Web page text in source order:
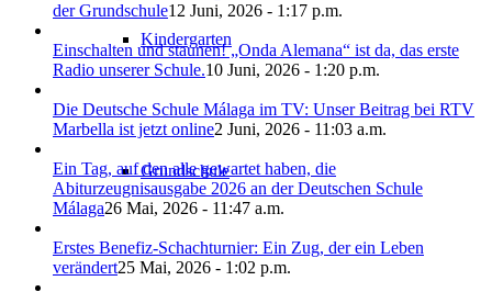
Kindergarten
Grundschule
der Grundschule12 Juni, 2026 - 1:17 p.m.
Einschalten und staunen! „Onda Alemana“ ist da, das erste
Radio unserer Schule.10 Juni, 2026 - 1:20 p.m.
Die Deutsche Schule Málaga im TV: Unser Beitrag bei RTV
Marbella ist jetzt online2 Juni, 2026 - 11:03 a.m.
Ein Tag, auf den alle gewartet haben, die
Abiturzeugnisausgabe 2026 an der Deutschen Schule
Málaga26 Mai, 2026 - 11:47 a.m.
Erstes Benefiz-Schachturnier: Ein Zug, der ein Leben
verändert25 Mai, 2026 - 1:02 p.m.